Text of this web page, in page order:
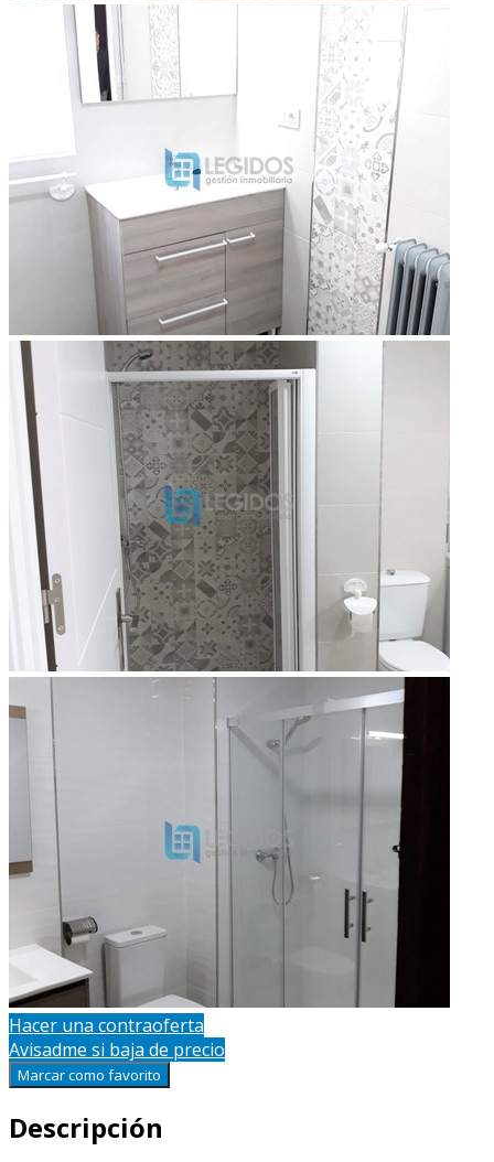
Hacer una contraoferta
Avisadme si baja de precio
Marcar como favorito
Descripción